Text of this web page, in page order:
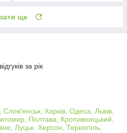
ще
за рік
Слов'янськ, Харків, Одеса, Львів,
Полтава, Кропивницький,
Луцьк, Херсон, Тернопіль,